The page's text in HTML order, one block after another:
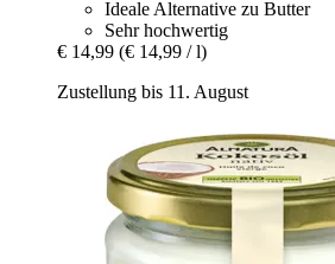
Ideale Alternative zu Butter
Sehr hochwertig
€ 14,99 (€ 14,99 / l)
Zustellung bis 11. August